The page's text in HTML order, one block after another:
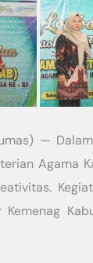
—
Agama
Kemenag